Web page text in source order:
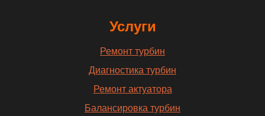
Услуги
Ремонт турбин
Диагностика турбин
Ремонт актуатора
Балансировка турбин